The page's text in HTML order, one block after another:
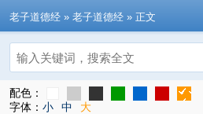
老子道德经 » 老子道德经 » 正文
搜索
配色：
字体： 小 中 大